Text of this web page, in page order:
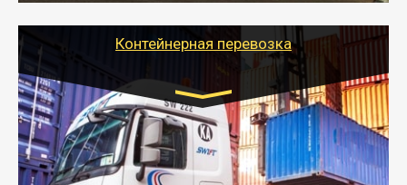
Контейнерная перевозка
Цена за км. Рассчитывается
индивидуально